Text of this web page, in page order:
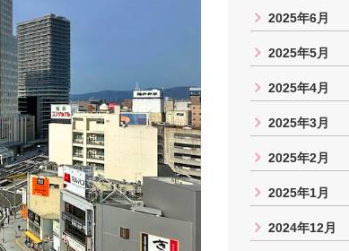
2025年6月
2025年5月
2025年4月
2025年3月
2025年2月
2025年1月
2024年12月